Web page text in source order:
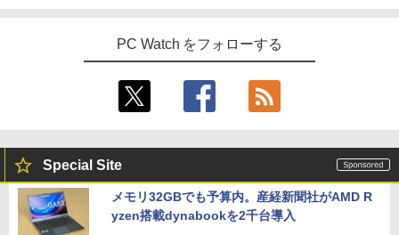
PC Watch をフォローする
Special Site
メモリ32GBでも予算内。産経新聞社がAMD R
yzen搭載dynabookを2千台導入